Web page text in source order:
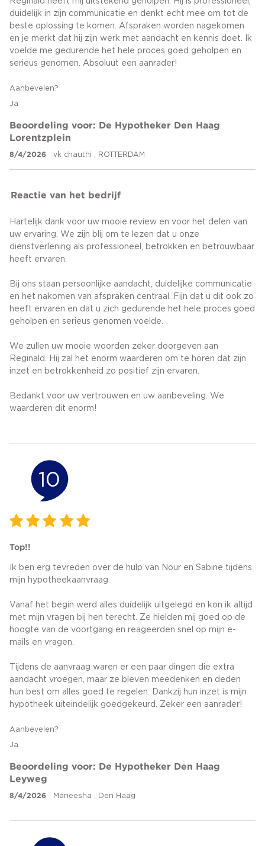
duidelijk in zijn communicatie en denkt echt mee om tot de
beste oplossing te komen. Afspraken worden nagekomen
en je merkt dat hij zijn werk met aandacht en kennis doet. Ik
voelde me gedurende het hele proces goed geholpen en
serieus genomen. Absoluut een aanrader!
Aanbevelen?
Ja
Beoordeling voor: De Hypotheker Den Haag
Lorentzplein
8/4/2026 vk chauthi , ROTTERDAM
Reactie van het bedrijf
Hartelijk dank voor uw mooie review en voor het delen van
uw ervaring. We zijn blij om te lezen dat u onze
dienstverlening als professioneel, betrokken en betrouwbaar
heeft ervaren.
Bij ons staan persoonlijke aandacht, duidelijke communicatie
en het nakomen van afspraken centraal. Fijn dat u dit ook zo
heeft ervaren en dat u zich gedurende het hele proces goed
geholpen en serieus genomen voelde.
We zullen uw mooie woorden zeker doorgeven aan
Reginald. Hij zal het enorm waarderen om te horen dat zijn
inzet en betrokkenheid zo positief zijn ervaren.
Bedankt voor uw vertrouwen en uw aanbeveling. We
waarderen dit enorm!
10
Top!!
Ik ben erg tevreden over de hulp van Nour en Sabine tijdens
mijn hypotheekaanvraag.
Vanaf het begin werd alles duidelijk uitgelegd en kon ik altijd
met mijn vragen bij hen terecht. Ze hielden mij goed op de
hoogte van de voortgang en reageerden snel op mijn e-
mails en vragen.
Tijdens de aanvraag waren er een paar dingen die extra
aandacht vroegen, maar ze bleven meedenken en deden
hun best om alles goed te regelen. Dankzij hun inzet is mijn
hypotheek uiteindelijk goedgekeurd. Zeker een aanrader!
Aanbevelen?
Ja
Beoordeling voor: De Hypotheker Den Haag
Leyweg
8/4/2026 Maneesha , Den Haag